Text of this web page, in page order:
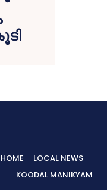
HOME
LOCAL NEWS
KOODAL MANIKYAM